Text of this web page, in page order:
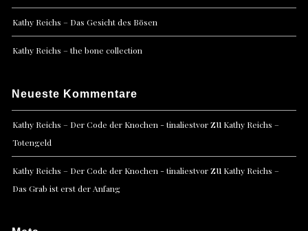
Kathy Reichs – Das Gesicht des Bösen
Kathy Reichs – the bone collection
Neueste Kommentare
Kathy Reichs – Der Code der Knochen - tinaliestvorzu Kathy Reichs –
Totengeld
Kathy Reichs – Der Code der Knochen - tinaliestvorzu Kathy Reichs –
Das Grab ist erst der Anfang